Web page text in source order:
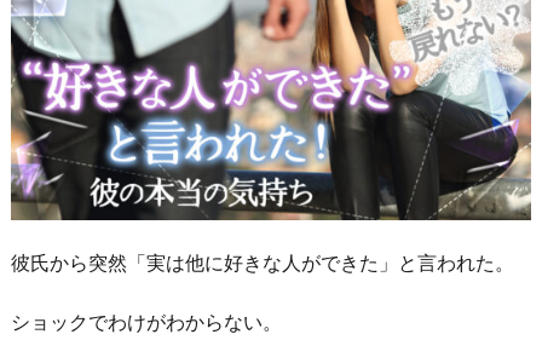
彼氏から突然「実は他に好きな人ができた」と言われた。
ショックでわけがわからない。